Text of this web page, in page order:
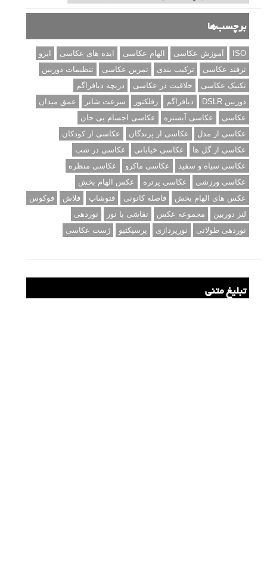
برچسب‌ها
ISO آموزش عکاسی الهام عکاسی ایده های عکاسی
ایزو
ترفند عکاسی
ترکیب بندی تمرین عکاسی
تنظیمات دوربین
تکنیک عکاسی
خلاقیت در عکاسی
دریچه دیافراگم
دوربین DSLR
دیافراگم رفلکتور سرعت شاتر
عمق میدان
عکاسی
عکاسی آبستره
عکاسی اجسام بی جان
عکاسی از مدل
عکاسی از پرندگان
عکاسی از کودکان
عکاسی از گل ها
عکاسی خیابانی
عکاسی در شب
عکاسی سیاه و سفید
عکاسی ماکرو
عکاسی منظره
عکاسی ورزشی
عکاسی پرتره
عکس الهام بخش
عکس های الهام بخش
فاصله کانونی فتوشاپ فلاش
فوکوس
لنز دوربین
مجموعه عکس نقاشی با نور
نوردهی
نوردهی طولانی
نورپردازی پرسپکتیو ژست عکاسی
تبلیغ متنی